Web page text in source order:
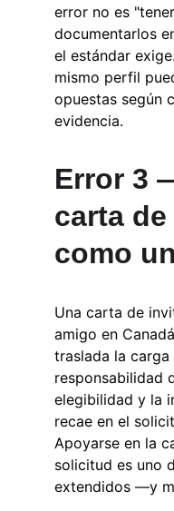
error no es
documentarlos
el estándar
mismo perfil
opuestas según
evidencia.
Error 3
carta
como
Una carta de
amigo en Canadá
traslada la carga
responsabilidad
elegibilidad y la
recae en el
Apoyarse en la
solicitud es uno
extendidos —y